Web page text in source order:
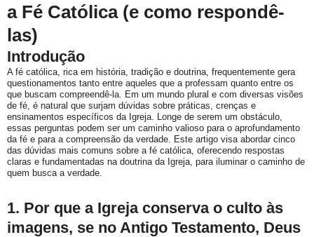
a Fé Católica (e como respondê-
las)
Introdução
A fé católica, rica em história, tradição e doutrina, frequentemente gera
questionamentos tanto entre aqueles que a professam quanto entre os
que buscam compreendê-la. Em um mundo plural e com diversas visões
de fé, é natural que surjam dúvidas sobre práticas, crenças e
ensinamentos específicos da Igreja. Longe de serem um obstáculo,
essas perguntas podem ser um caminho valioso para o aprofundamento
da fé e para a compreensão da verdade. Este artigo visa abordar cinco
das dúvidas mais comuns sobre a fé católica, oferecendo respostas
claras e fundamentadas na doutrina da Igreja, para iluminar o caminho de
quem busca a verdade.
1. Por que a Igreja conserva o culto às
imagens, se no Antigo Testamento, Deus